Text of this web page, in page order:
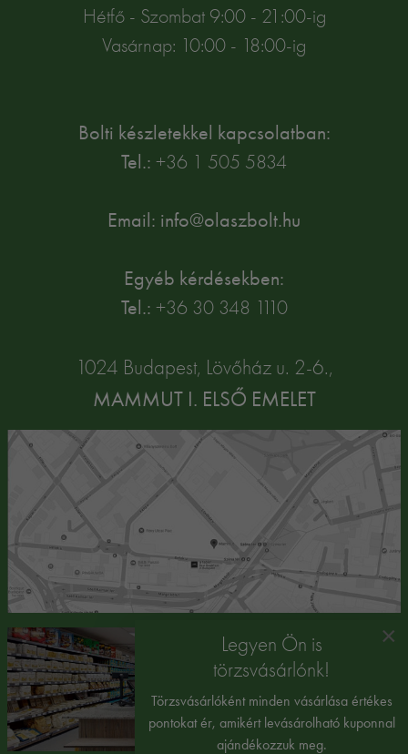
Hétfő - Szombat 9:00 - 21:00-ig
Vasárnap: 10:00 - 18:00-ig
Bolti készletekkel kapcsolatban:
Tel.: +36 1 505 5834
Email: info@olaszbolt.hu
Egyéb kérdésekben:
Tel.: +36 30 348 1110
1024 Budapest, Lövőház u. 2-6.,
MAMMUT I. ELSŐ EMELET
×
Legyen Ön is
törzsvásárlónk!
Törzsvásárlóként minden vásárlása értékes
pontokat ér, amikért levásárolható kuponnal
ajándékozzuk meg.